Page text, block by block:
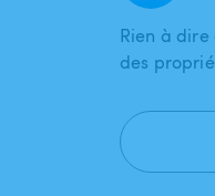
Rien à
des